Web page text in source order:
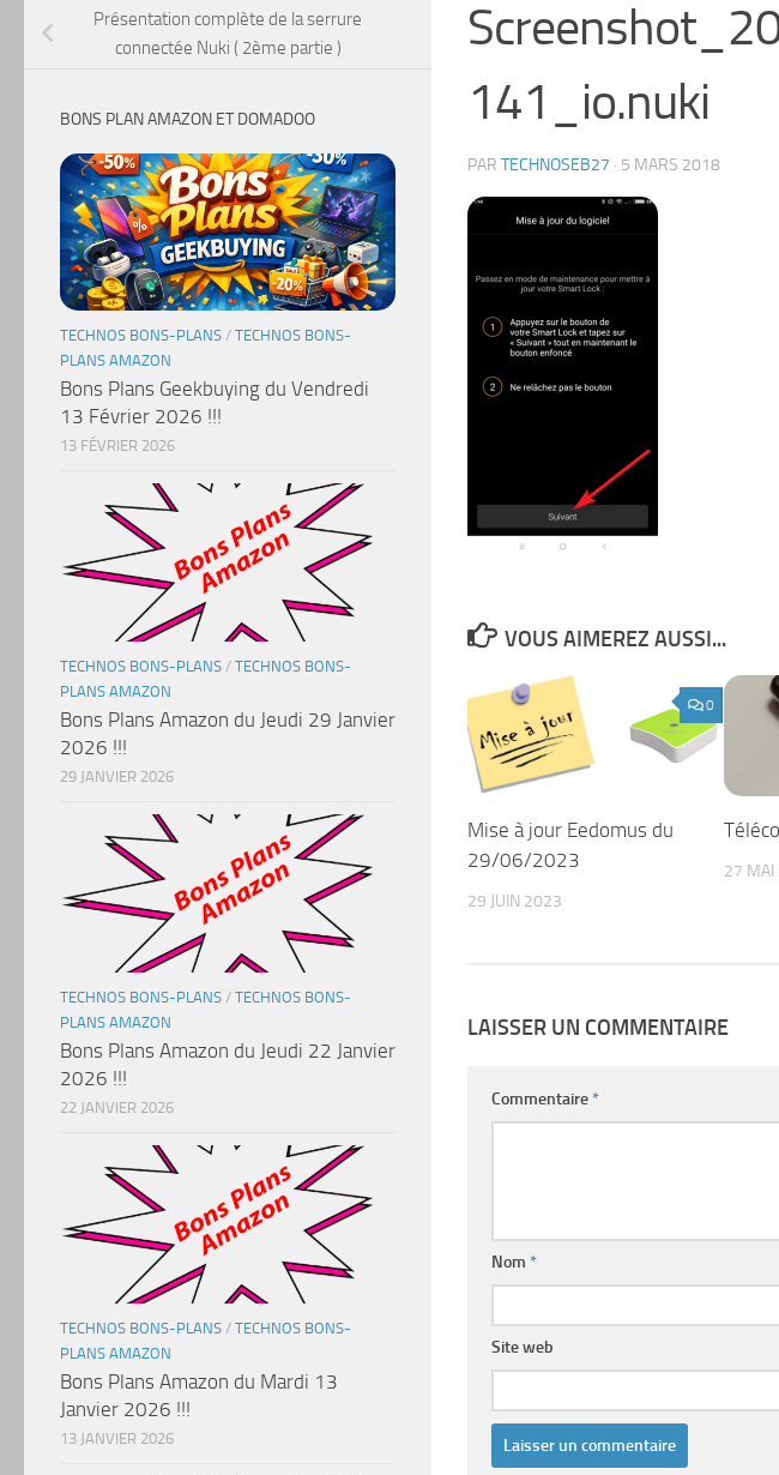
141_io.nuki
PAR TECHNOSEB27 · 5 MARS 2018
VOUS AIMEREZ AUSSI...
0
Mise à jour Eedomus du
29/06/2023
29 JUIN 2023
27
LAISSER UN COMMENTAIRE
Commentaire*
Nom *
Site web
Présentation complète de la serrure
connectée Nuki ( 2ème partie )
BONS PLAN AMAZON ET DOMADOO
TECHNOS BONS-PLANS / TECHNOS BONS-
PLANS AMAZON
Bons Plans Geekbuying du Vendredi
13 Février 2026 !!!
13 FÉVRIER 2026
TECHNOS BONS-PLANS / TECHNOS BONS-
PLANS AMAZON
Bons Plans Amazon du Jeudi 29 Janvier
2026 !!!
29 JANVIER 2026
TECHNOS BONS-PLANS / TECHNOS BONS-
PLANS AMAZON
Bons Plans Amazon du Jeudi 22 Janvier
2026 !!!
22 JANVIER 2026
TECHNOS BONS-PLANS / TECHNOS BONS-
PLANS AMAZON
Bons Plans Amazon du Mardi 13
Janvier 2026 !!!
13 JANVIER 2026